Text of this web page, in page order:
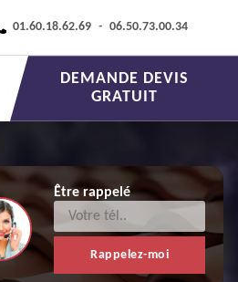
01.60.18.62.69 - 06.50.73.00.34
DEMANDE DEVIS
GRATUIT
Être rappelé